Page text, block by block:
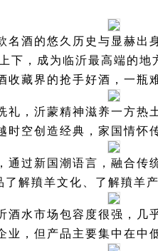
名酒的悠久历史与显赫出
下，成为临沂最高端的
收藏界的抢手好酒，一瓶
礼，沂蒙精神滋养一方热
空创造经典，家国情怀
通过新国潮语言，融合传
解羵羊文化、了解羵羊产
酒水市场包容度很强，几
，但产品主要集中在中